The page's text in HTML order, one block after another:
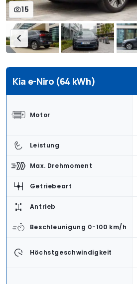
15
Kia e-Niro (64 kWh)
Motor
Leistung
Max. Drehmoment
Getriebeart
Antrieb
Beschleunigung 0-100 km/h
Höchstgeschwindigkeit